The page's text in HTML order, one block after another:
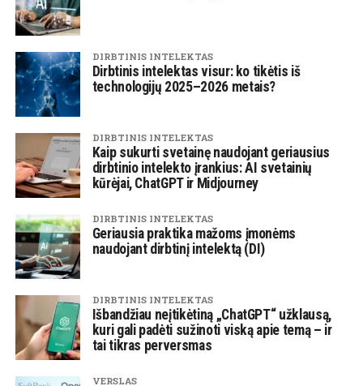
DIRBTINIS INTELEKTAS
Dirbtinis intelektas visur: ko tikėtis iš
technologijų 2025–2026 metais?
DIRBTINIS INTELEKTAS
Kaip sukurti svetainę naudojant geriausius
dirbtinio intelekto įrankius: AI svetainių
kūrėjai, ChatGPT ir Midjourney
DIRBTINIS INTELEKTAS
Geriausia praktika mažoms įmonėms
naudojant dirbtinį intelektą (DI)
DIRBTINIS INTELEKTAS
Išbandžiau neįtikėtiną „ChatGPT“ užklausą,
kuri gali padėti sužinoti viską apie temą – ir
tai tikras perversmas
VERSLAS